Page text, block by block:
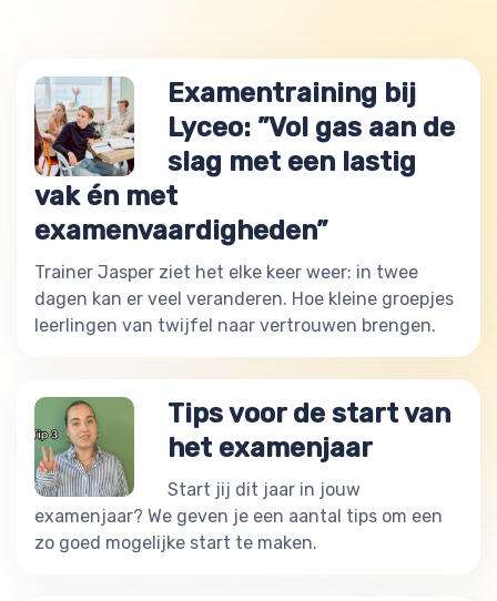
Examentraining bij
Lyceo: ”Vol gas aan de
slag met een lastig
vak én met
examenvaardigheden”
Trainer Jasper ziet het elke keer weer: in twee
dagen kan er veel veranderen. Hoe kleine groepjes
leerlingen van twijfel naar vertrouwen brengen.
Tips voor de start van
het examenjaar
Start jij dit jaar in jouw
examenjaar? We geven je een aantal tips om een
zo goed mogelijke start te maken.